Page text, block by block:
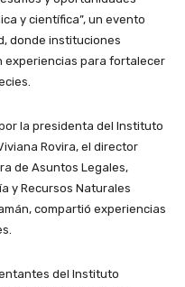
y científica”, un evento
donde instituciones
experiencias para fortalecer
la presidenta del Instituto
Rovira, el director
de Asuntos Legales,
y Recursos Naturales
compartió experiencias
del Instituto